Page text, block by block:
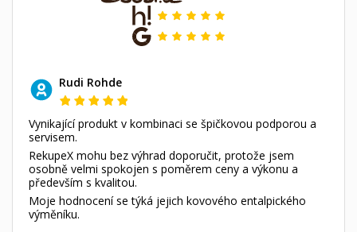
Rudi Rohde
Vynikající produkt v kombinaci se špičkovou podporou a
servisem.
RekupeX mohu bez výhrad doporučit, protože jsem
osobně velmi spokojen s poměrem ceny a výkonu a
především s kvalitou.
Moje hodnocení se týká jejich kovového entalpického
výměníku.